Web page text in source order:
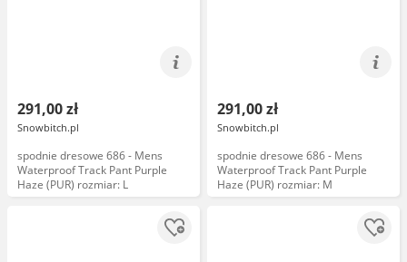
291,00 zł
Snowbitch.pl
spodnie dresowe 686 - Mens
Waterproof Track Pant Purple
Haze (PUR) rozmiar: L
291,00 zł
Snowbitch.pl
spodnie dresowe 686 - Mens
Waterproof Track Pant Purple
Haze (PUR) rozmiar: M